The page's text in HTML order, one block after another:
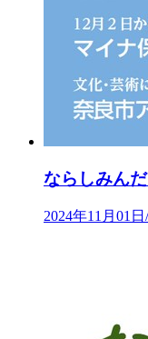
ならしみん
2024年11月01